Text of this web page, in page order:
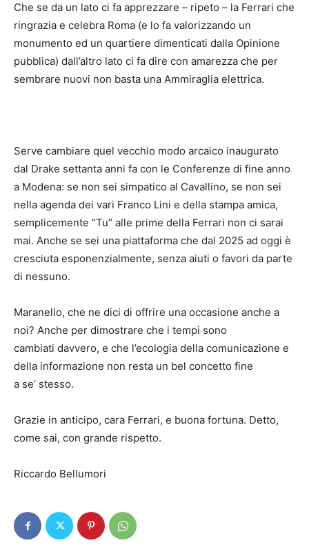
Che se da un lato ci fa apprezzare – ripeto – la Ferrari che
ringrazia e celebra Roma (e lo fa valorizzando un
monumento ed un quartiere dimenticati dalla Opinione
pubblica) dall’altro lato ci fa dire con amarezza che per
sembrare nuovi non basta una Ammiraglia elettrica.
Serve cambiare quel vecchio modo arcaico inaugurato
dal Drake settanta anni fa con le Conferenze di fine anno
a Modena: se non sei simpatico al Cavallino, se non sei
nella agenda dei vari Franco Lini e della stampa amica,
semplicemente “Tu” alle prime della Ferrari non ci sarai
mai. Anche se sei una piattaforma che dal 2025 ad oggi è
cresciuta esponenzialmente, senza aiuti o favori da parte
di nessuno.
Maranello, che ne dici di offrire una occasione anche a
noi? Anche per dimostrare che i tempi sono
cambiati davvero, e che l’ecologia della comunicazione e
della informazione non resta un bel concetto fine
a se’ stesso.
Grazie in anticipo, cara Ferrari, e buona fortuna. Detto,
come sai, con grande rispetto.
Riccardo Bellumori